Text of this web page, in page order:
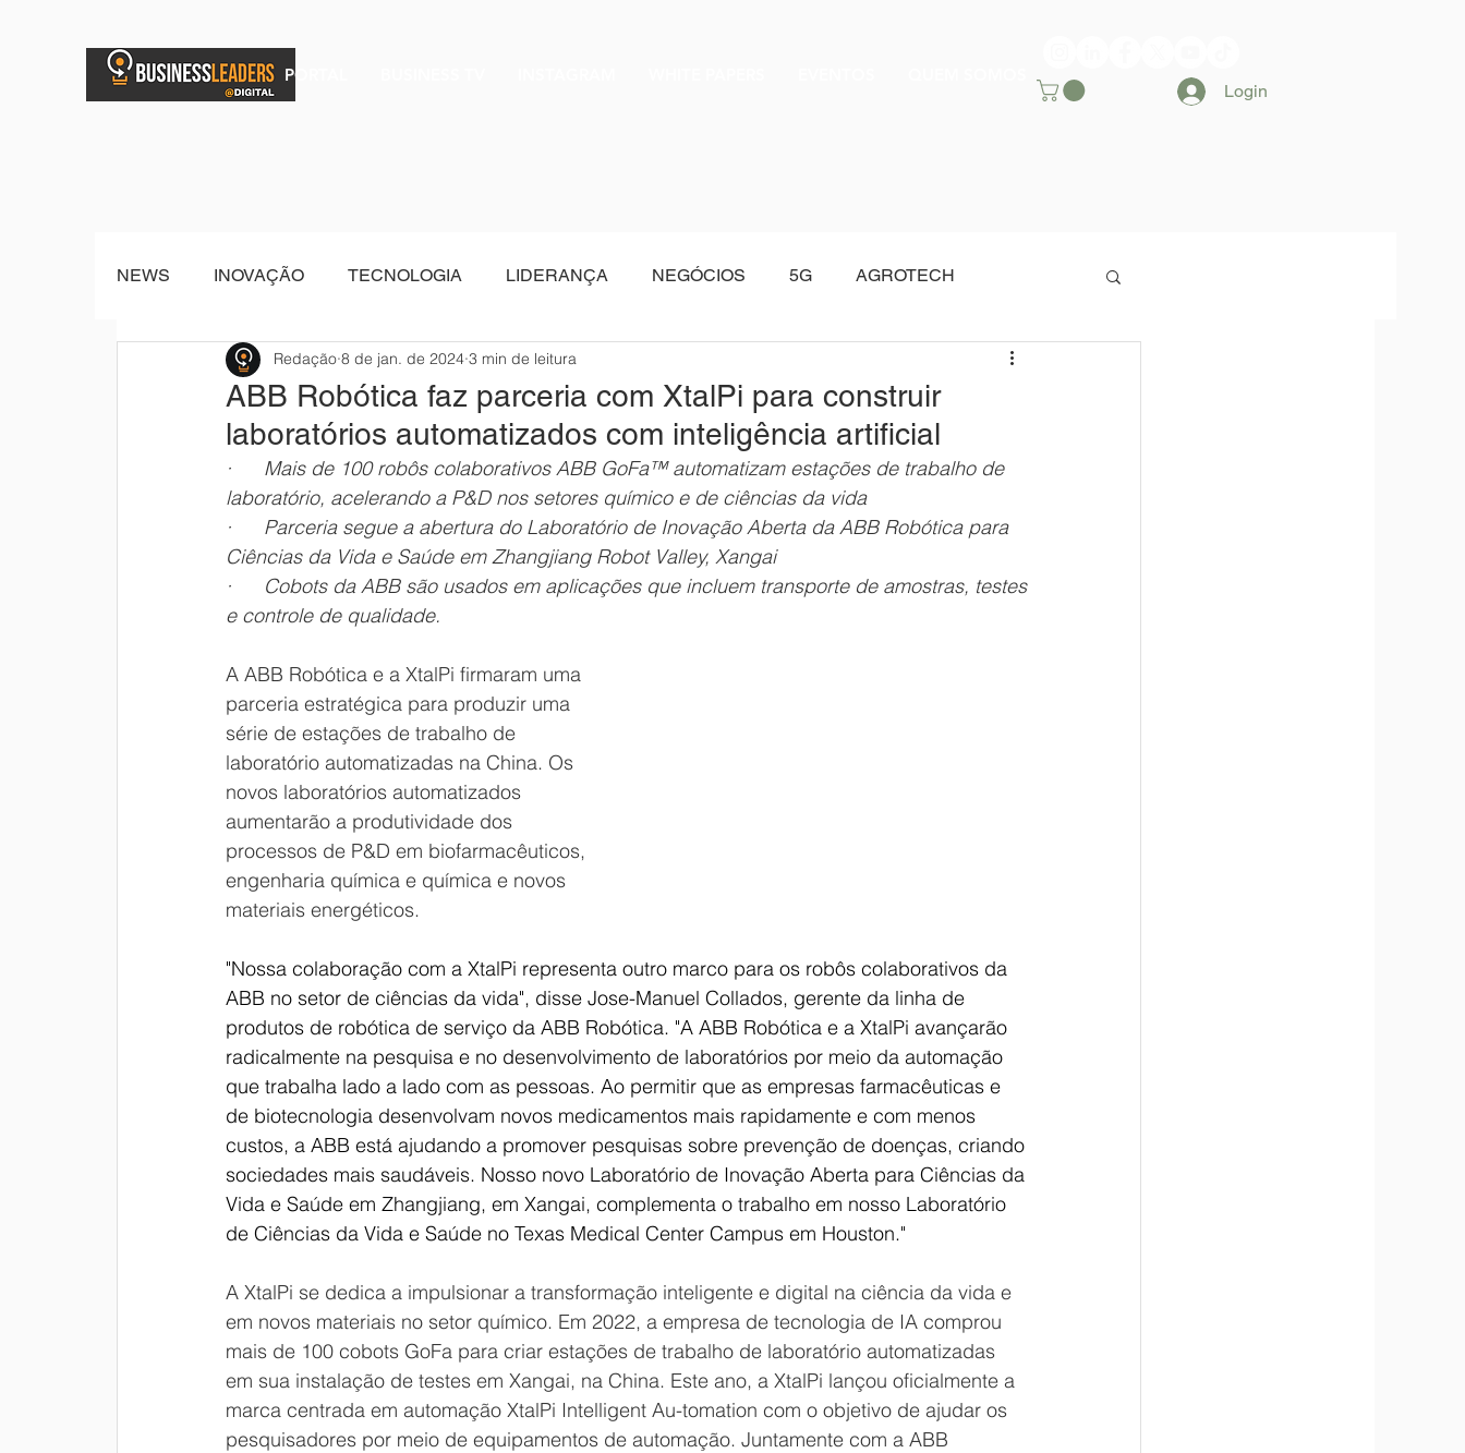
PORTAL
Login
NEWS INOVAÇÃO TECNOLOGIA LIDERANÇA NEGÓCIOS 5G AGROTECH
BRAND POST Senior Sistemas Oracle
ABB Robótica faz parceria com XtalPi para construir
laboratórios automatizados com inteligência artificial
Redação 8 de jan. de 2024 3 min de leitura
·      Mais de 100 robôs colaborativos ABB GoFa™ automatizam estações de trabalho de
laboratório, acelerando a P&D nos setores químico e de ciências da vida
·      Parceria segue a abertura do Laboratório de Inovação Aberta da ABB Robótica para
Ciências da Vida e Saúde em Zhangjiang Robot Valley, Xangai
·      Cobots da ABB são usados em aplicações que incluem transporte de amostras, testes
e controle de qualidade.
A ABB Robótica e a XtalPi firmaram uma
parceria estratégica para produzir uma
série de estações de trabalho de
laboratório automatizadas na China. Os
novos laboratórios automatizados
aumentarão a produtividade dos
processos de P&D em biofarmacêuticos,
engenharia química e química e novos
materiais energéticos.
"Nossa colaboração com a XtalPi representa outro marco para os robôs colaborativos da
ABB no setor de ciências da vida", disse Jose-Manuel Collados, gerente da linha de
produtos de robótica de serviço da ABB Robótica. "A ABB Robótica e a XtalPi avançarão
radicalmente na pesquisa e no desenvolvimento de laboratórios por meio da automação
que trabalha lado a lado com as pessoas. Ao permitir que as empresas farmacêuticas e
de biotecnologia desenvolvam novos medicamentos mais rapidamente e com menos
custos, a ABB está ajudando a promover pesquisas sobre prevenção de doenças, criando
sociedades mais saudáveis. Nosso novo Laboratório de Inovação Aberta para Ciências da
Vida e Saúde em Zhangjiang, em Xangai, complementa o trabalho em nosso Laboratório
de Ciências da Vida e Saúde no Texas Medical Center Campus em Houston."
A XtalPi se dedica a impulsionar a transformação inteligente e digital na ciência da vida e
em novos materiais no setor químico. Em 2022, a empresa de tecnologia de IA comprou
mais de 100 cobots GoFa para criar estações de trabalho de laboratório automatizadas
em sua instalação de testes em Xangai, na China. Este ano, a XtalPi lançou oficialmente a
marca centrada em automação XtalPi Intelligent Au-tomation com o objetivo de ajudar os
pesquisadores por meio de equipamentos de automação. Juntamente com a ABB